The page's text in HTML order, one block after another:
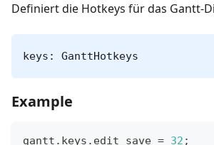
Definiert die Hotkeys für das Gantt-
keys: GanttHotkeys
Example
gantt . keys . edit_save = 32 ;